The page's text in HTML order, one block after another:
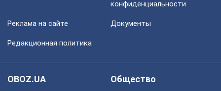
конфиденциальности
Реклама на сайте Документы
Редакционная политика
OBOZ.UA
Общество